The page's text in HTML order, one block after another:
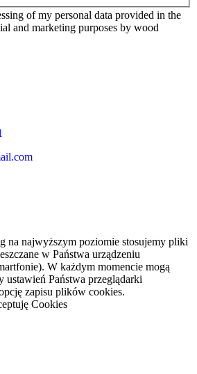
of my personal data provided in the
and marketing purposes by wood
na najwyższym poziomie stosujemy pliki
w Państwa urządzeniu
W każdym momencie mogą
ustawień Państwa przeglądarki
zapisu plików cookies.
Cookies